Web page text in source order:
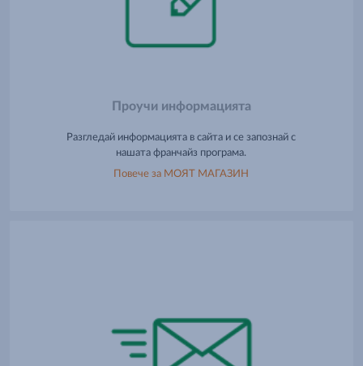
Проучи информацията
Разгледай информацията в сайта и се запознай с
нашата франчайз програма.
Повече за МОЯТ МАГАЗИН